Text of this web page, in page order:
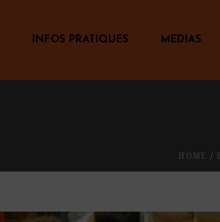
INFOS PRATIQUES MEDIAS
HOME /